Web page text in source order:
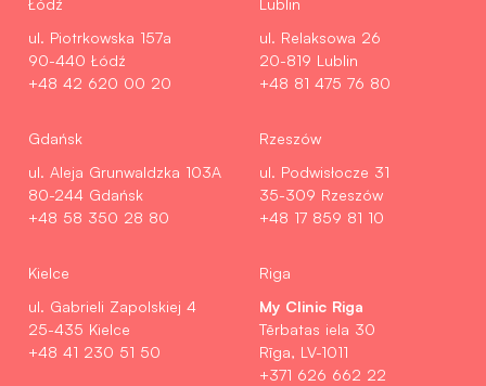
Łódź
ul. Piotrkowska 157a
90-440 Łódź
+48 42 620 00 20
Lublin
ul. Relaksowa 26
20-819 Lublin
+48 81 475 76 80
Gdańsk
ul. Aleja Grunwaldzka 103A
80-244 Gdańsk
+48 58 350 28 80
Rzeszów
ul. Podwisłocze 31
35-309 Rzeszów
+48 17 859 81 10
Kielce
ul. Gabrieli Zapolskiej 4
25-435 Kielce
+48 41 230 51 50
Riga
My Clinic Riga
Tērbatas iela 30
Rīga, LV-1011
+371 626 662 22